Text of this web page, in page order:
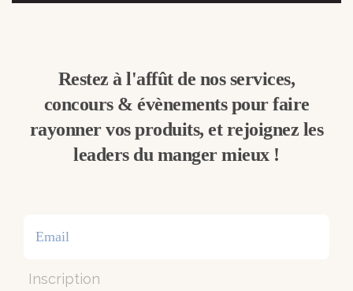
Restez à l'affût de nos services,
concours & évènements pour faire
rayonner vos produits, et rejoignez les
leaders du manger mieux !
Inscription